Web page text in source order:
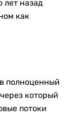
лет назад
как
полноценный
который
потоки